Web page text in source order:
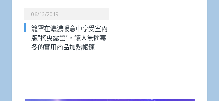
06/12/2019
籠罩在濃濃暖意中享受室內
版”搖曳露營”，讓人無懼寒
冬的實用商品加熱帳篷